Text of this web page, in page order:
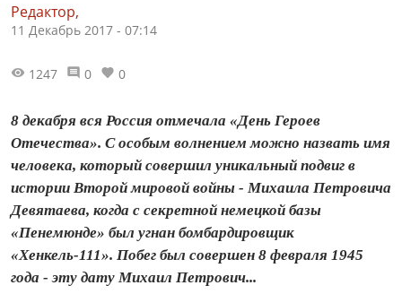
Редактор,
11 Декабрь 2017 - 07:14
1247 0 0
8 декабря вся Россия отмечала «День Героев
Отечества». С особым волнением можно назвать имя
человека, который совершил уникальный подвиг в
истории Второй мировой войны - Михаила Петровича
Девятаева, когда с секретной немецкой базы
«Пенемюнде» был угнан бомбардировщик
«Хенкель-111». Побег был совершен 8 февраля 1945
года - эту дату Михаил Петрович...